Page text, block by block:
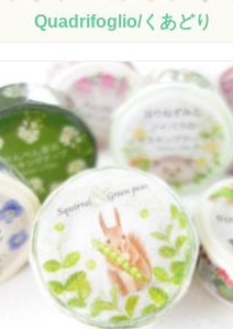
Quadrifoglio/くあどり